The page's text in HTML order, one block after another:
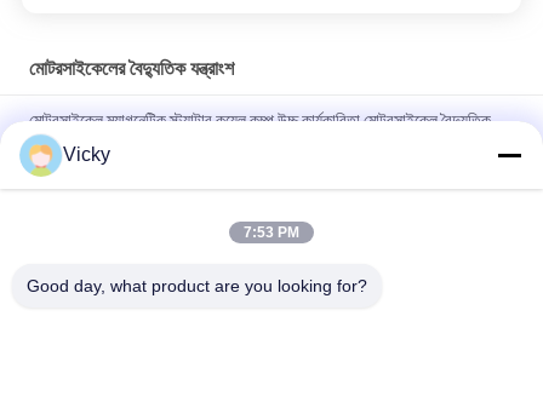
মোটরসাইকেলের বৈদ্যুতিক যন্ত্রাংশ
মোটরসাইকেল ম্যাগনেটিক স্ট্যাটার কয়েল কম্প উচ্চ কার্যকারিতা মোটরসাইকেল বৈদ্যুতিক
যন্ত্রাংশ KRF
বি 2 বি ক্রেতাদের জন্য বৈদ্যুতিক মোটরসাইকেল রিলে সংযোগকারী ক্রিস 100 ভাল
Vicky
7:53 PM
Good day, what product are you looking for?